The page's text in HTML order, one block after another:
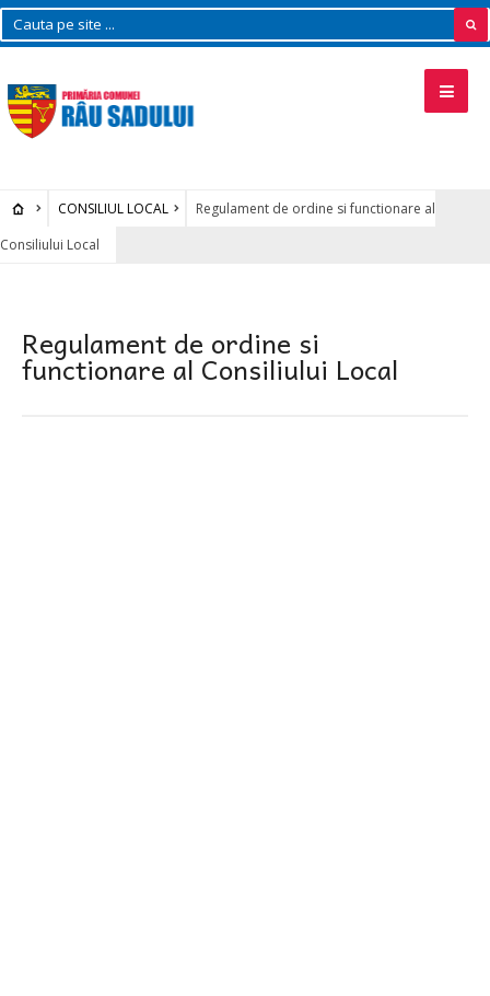
CONSILIUL LOCAL
Regulament de ordine si functionare al
Consiliului Local
Regulament de ordine si
functionare al Consiliului Local